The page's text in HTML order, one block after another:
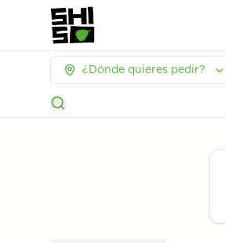
¿Dónde quieres pedir?